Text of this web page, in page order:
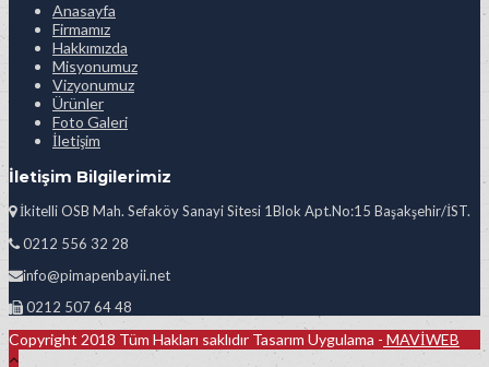
Anasayfa
Firmamız
Hakkımızda
Misyonumuz
Vizyonumuz
Ürünler
Foto Galeri
İletişim
İletişim Bilgilerimiz
İkitelli OSB Mah. Sefaköy Sanayi Sitesi 1Blok Apt.No:15 Başakşehir/İST.
0212 556 32 28
info@pimapenbayii.net
0212 507 64 48
Copyright 2018 Tüm Hakları saklıdır Tasarım Uygulama - MAVİWEB